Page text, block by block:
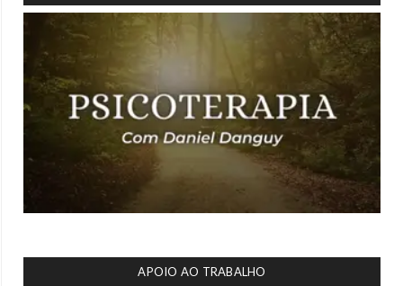
APOIO AO TRABALHO